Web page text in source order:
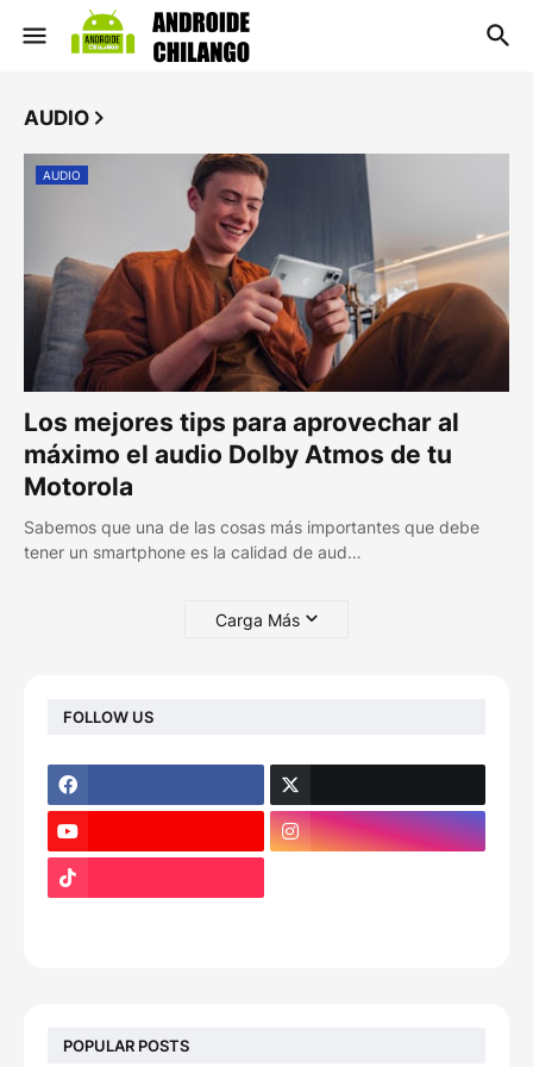
AUDIO
AUDIO
Los mejores tips para aprovechar al
máximo el audio Dolby Atmos de tu
Motorola
Sabemos que una de las cosas más importantes que debe
tener un smartphone es la calidad de aud…
Carga Más
FOLLOW US
POPULAR POSTS